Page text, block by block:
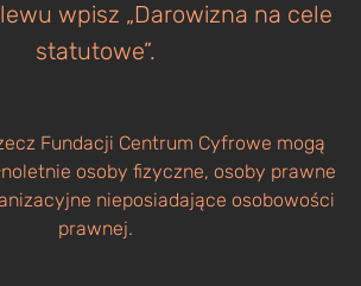
wpisz „Darowizna na cele
statutowe”.
Fundacji Centrum Cyfrowe mogą
osoby fizyczne, osoby prawne
nieposiadające osobowości
prawnej.